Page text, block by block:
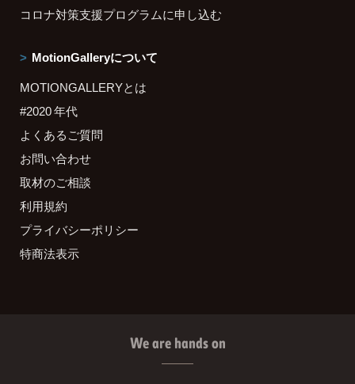
コロナ対策支援プログラムに申し込む
MotionGalleryについて
MOTIONGALLERYとは
#2020 年代
よくあるご質問
お問い合わせ
取材のご相談
利用規約
プライバシーポリシー
特商法表示
We are hands on